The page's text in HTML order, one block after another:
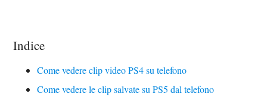
Indice
Come vedere clip video PS4 su telefono
Come vedere le clip salvate su PS5 dal telefono